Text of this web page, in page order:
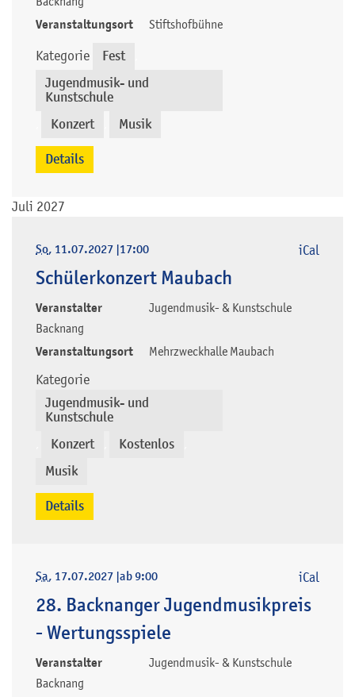
Veranstaltungsort Stiftshofbühne
Kategorie Fest
Jugendmusik- und
Kunstschule
Konzert Musik
Details
Juli 2027
So, 11.07.2027 |17:00
Schülerkonzert Maubach
Veranstalter
Jugendmusik- & Kunstschule
Backnang
Veranstaltungsort Mehrzweckhalle Maubach
Kategorie
Jugendmusik- und
Kunstschule
Konzert Kostenlos
Musik
iCal
Details
Sa, 17.07.2027 |ab 9:00
28. Backnanger Jugendmusikpreis
- Wertungsspiele
Veranstalter
Jugendmusik- & Kunstschule
Backnang
iCal